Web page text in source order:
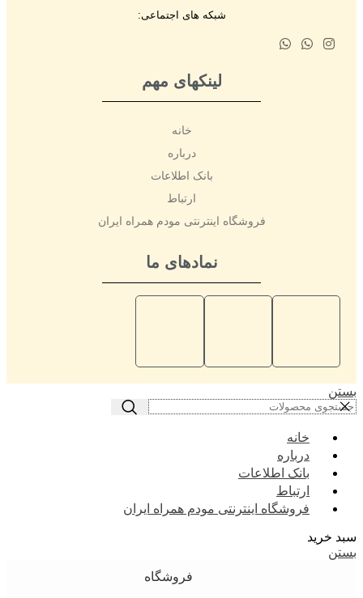
شبکه های اجتماعی:
لینکهای مهم
خانه
درباره
بانک اطلاعات
ارتباط
فروشگاه اینترنتی مودم همراه ایران
نمادهای ما
بستن
خانه
درباره
بانک اطلاعات
ارتباط
فروشگاه اینترنتی مودم همراه ایران
سبد خرید
بستن
فروشگاه